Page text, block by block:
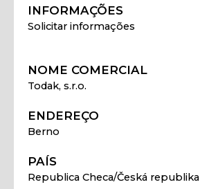
INFORMAÇÕES
Solicitar informações
NOME COMERCIAL
Todak, s.r.o.
ENDEREÇO
Berno
PAÍS
Republica Checa/Česká republika